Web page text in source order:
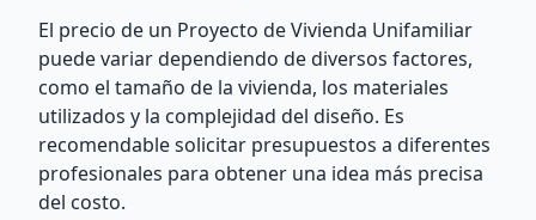
El precio de un Proyecto de Vivienda Unifamiliar
puede variar dependiendo de diversos factores,
como el tamaño de la vivienda, los materiales
utilizados y la complejidad del diseño. Es
recomendable solicitar presupuestos a diferentes
profesionales para obtener una idea más precisa
del costo.